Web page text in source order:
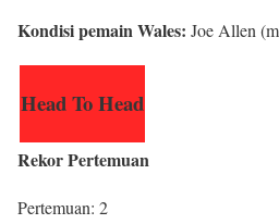
Kondisi pemain Wales: Joe Allen
Head To Head
Rekor Pertemuan
Pertemuan: 2